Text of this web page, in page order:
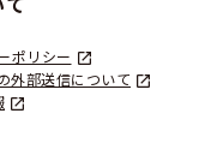
ポリシー
外部送信について